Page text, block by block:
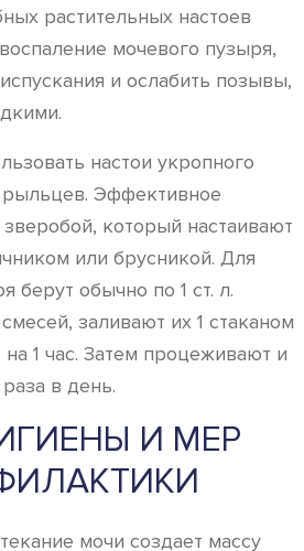
растительных настоев
мочевого пузыря,
и ослабить позывы,
настои укропного
Эффективное
который настаивают
или брусникой. Для
берут обычно по 1 ст. л.
заливают их 1 стаканом
на 1 час. Затем процеживают и
в день.
И МЕР
мочи создает массу